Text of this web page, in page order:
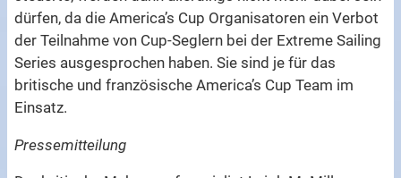
dürfen, da die America’s Cup Organisatoren ein Verbot
der Teilnahme von Cup-Seglern bei der Extreme Sailing
Series ausgesprochen haben. Sie sind je für das
britische und französische America’s Cup Team im
Einsatz.
Pressemitteilung